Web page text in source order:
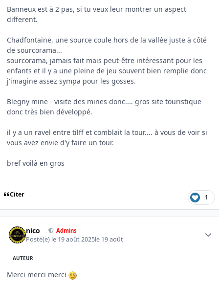
Banneux est à 2 pas, si tu veux leur montrer un aspect
different.
Chadfontaine, une source coule hors de la vallée juste à côté
de sourcorama...
sourcorama, jamais fait mais peut-être intéressant pour les
enfants et il y a une pleine de jeu souvent bien remplie donc
j'imagine assez sympa pour les gosses.
Blegny mine - visite des mines donc.... gros site touristique
donc très bien développé.
il y a un ravel entre tilff et comblait la tour.... à vous de voir si
vous avez envie d'y faire un tour.
bref voilà en gros
Citer 1
nico Admins
Posté(e) le 19 août 2025le 19 août
AUTEUR
Merci merci merci